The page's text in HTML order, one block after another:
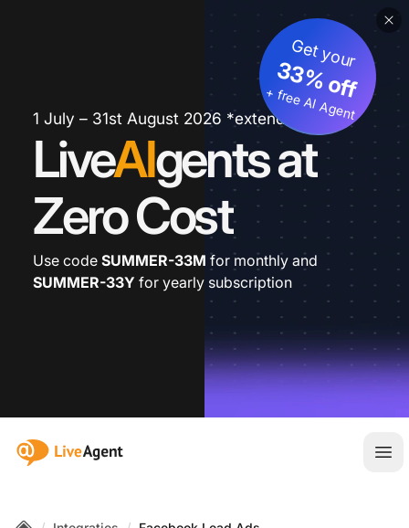
1 July – 31st August 2026 *extended
LiveAIgents at
Zero Cost
Get your
33% off
+ free AI Agent
Use code SUMMER-33M for monthly and
SUMMER-33Y for yearly subscription
:site.title